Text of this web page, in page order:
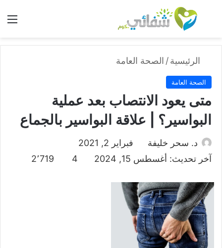
بحث عن
الرئيسية/ الصحة العامة
الصحة العامة
متى يعود الانتصاب بعد عملية
البواسير؟ | علاقة البواسير بالجماع
د. سحر خليفة
فبراير 2, 2021
آخر تحديث: أغسطس 15, 2024
4 2٬719